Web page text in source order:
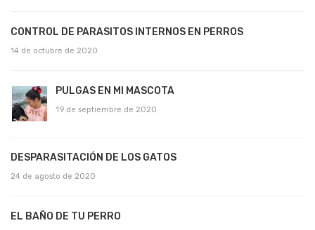
CONTROL DE PARASITOS INTERNOS EN PERROS
14 de octubre de 2020
PULGAS EN MI MASCOTA
19 de septiembre de 2020
DESPARASITACIÓN DE LOS GATOS
24 de agosto de 2020
EL BAÑO DE TU PERRO